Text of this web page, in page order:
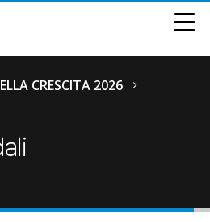
CRESCITA 2026